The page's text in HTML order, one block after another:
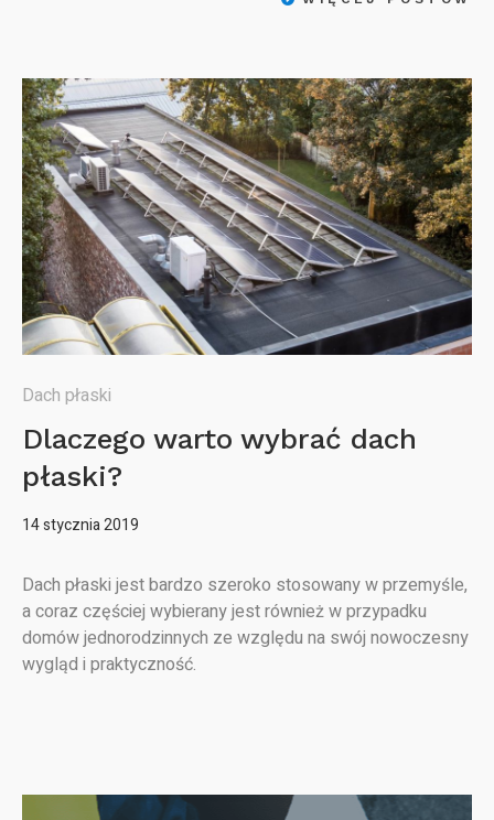
Dach płaski
Dlaczego warto wybrać dach
płaski?
14 stycznia 2019
Dach płaski jest bardzo szeroko stosowany w przemyśle,
a coraz częściej wybierany jest również w przypadku
domów jednorodzinnych ze względu na swój nowoczesny
wygląd i praktyczność.